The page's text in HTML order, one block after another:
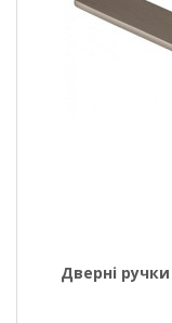
Дверні